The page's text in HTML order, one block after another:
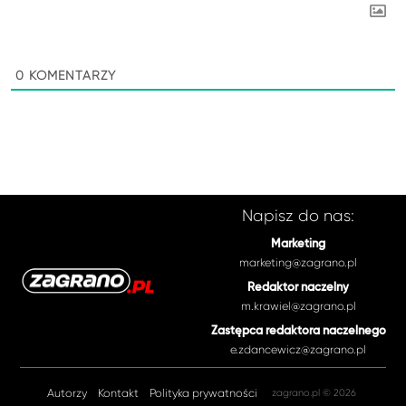
0 KOMENTARZY
Napisz do nas:
Marketing
marketing@zagrano.pl
Redaktor naczelny
m.krawiel@zagrano.pl
Zastępca redaktora naczelnego
e.zdancewicz@zagrano.pl
Autorzy Kontakt Polityka prywatności zagrano.pl © 2026